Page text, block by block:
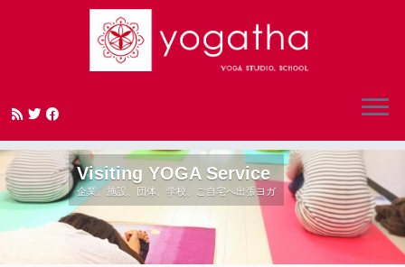
content
Visiting YOGA Service
企業、施設、団体、学校、ご自宅へ出張ヨガ